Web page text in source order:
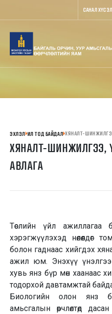
САНАЛ
ЭХЛЭЛ ИЛ ТОД БАЙДАЛ ХЯНАЛТ-
ХЯНАЛТ-ШИНЖИЛГЭЭ,
АВЛАГА
Төслийн үйл ажиллагаа
хэрэгжүүлэхэд
болон гаднаас хийгдэх
ажил юм. Энэхүү
хувь янз бүр мөн хаанаас
тодорхой давтамжтай
Биологийн олон янз
амьсгалын өөрчлөлтөд